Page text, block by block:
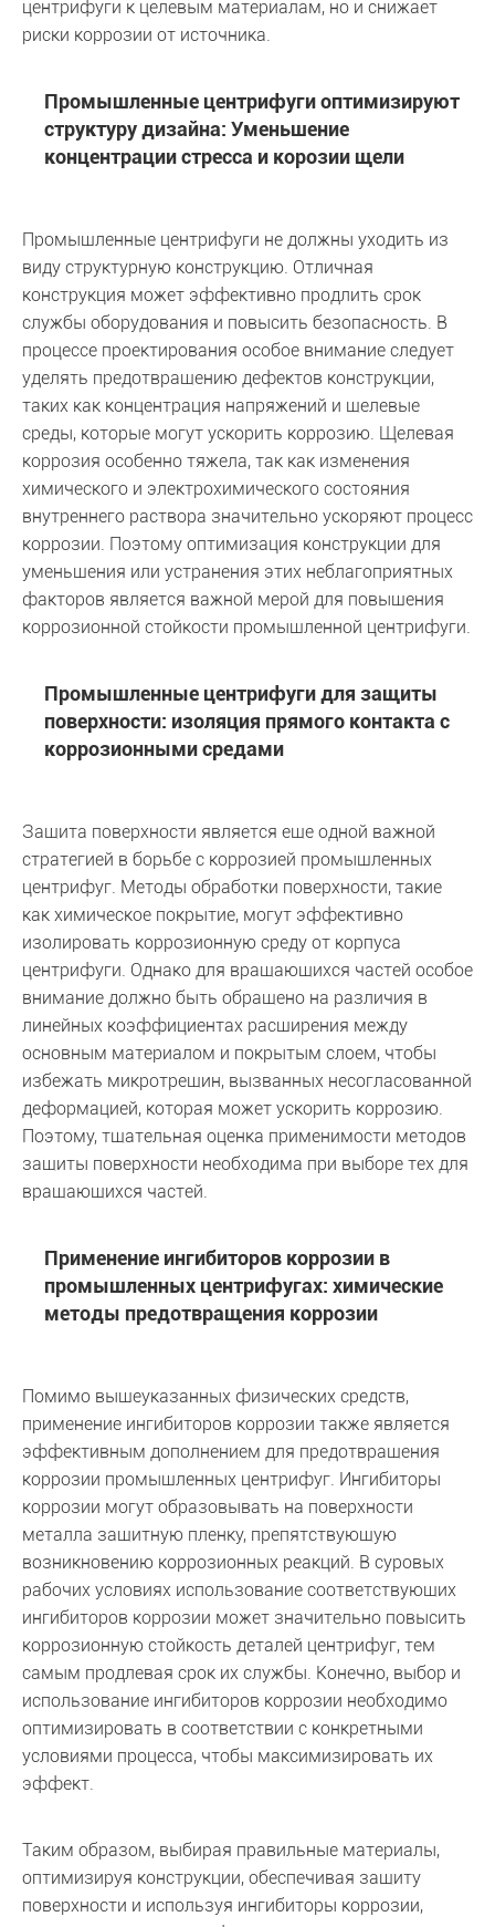
центрифуги к целевым материалам, но и снижает
риски коррозии от источника.
Промышленные центрифуги оптимизируют
структуру дизайна: Уменьшение
концентрации стресса и корозии щели
Промышленные центрифуги не должны уходить из
виду структурную конструкцию. Отличная
конструкция может эффективно продлить срок
службы оборудования и повысить безопасность. В
процессе проектирования особое внимание следует
уделять предотвращению дефектов конструкции,
таких как концентрация напряжений и щелевые
среды, которые могут ускорить коррозию. Щелевая
коррозия особенно тяжела, так как изменения
химического и электрохимического состояния
внутреннего раствора значительно ускоряют процесс
коррозии. Поэтому оптимизация конструкции для
уменьшения или устранения этих неблагоприятных
факторов является важной мерой для повышения
коррозионной стойкости промышленной центрифуги.
Промышленные центрифуги для защиты
поверхности: изоляция прямого контакта с
коррозионными средами
Защита поверхности является еще одной важной
стратегией в борьбе с коррозией промышленных
центрифуг. Методы обработки поверхности, такие
как химическое покрытие, могут эффективно
изолировать коррозионную среду от корпуса
центрифуги. Однако для вращающихся частей особое
внимание должно быть обращено на различия в
линейных коэффициентах расширения между
основным материалом и покрытым слоем, чтобы
избежать микротрещин, вызванных несогласованной
деформацией, которая может ускорить коррозию.
Поэтому, тщательная оценка применимости методов
защиты поверхности необходима при выборе тех для
вращающихся частей.
Применение ингибиторов коррозии в
промышленных центрифугах: химические
методы предотвращения коррозии
Помимо вышеуказанных физических средств,
применение ингибиторов коррозии также является
эффективным дополнением для предотвращения
коррозии промышленных центрифуг. Ингибиторы
коррозии могут образовывать на поверхности
металла защитную пленку, препятствующую
возникновению коррозионных реакций. В суровых
рабочих условиях использование соответствующих
ингибиторов коррозии может значительно повысить
коррозионную стойкость деталей центрифуг, тем
самым продлевая срок их службы. Конечно, выбор и
использование ингибиторов коррозии необходимо
оптимизировать в соответствии с конкретными
условиями процесса, чтобы максимизировать их
эффект.
Таким образом, выбирая правильные материалы,
оптимизируя конструкции, обеспечивая защиту
поверхности и используя ингибиторы коррозии,